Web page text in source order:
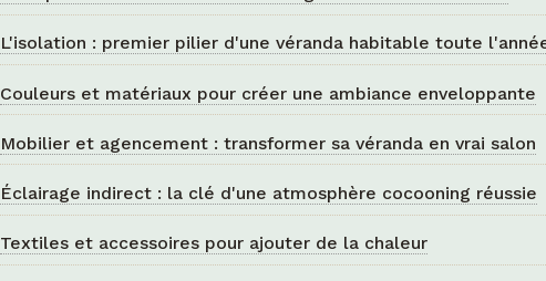
L'isolation : premier pilier d'une véranda habitable toute
Couleurs et matériaux pour créer une ambiance enveloppante
Mobilier et agencement : transformer sa véranda en vrai salon
Éclairage indirect : la clé d'une atmosphère cocooning réussie
Textiles et accessoires pour ajouter de la chaleur